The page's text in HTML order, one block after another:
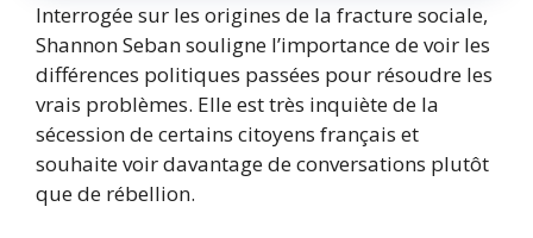
Interrogée sur les origines de la fracture sociale,
Shannon Seban souligne l’importance de voir les
différences politiques passées pour résoudre les
vrais problèmes. Elle est très inquiète de la
sécession de certains citoyens français et
souhaite voir davantage de conversations plutôt
que de rébellion.